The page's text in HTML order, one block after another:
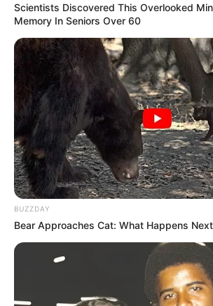
8 Kata Lucu Seputar Malam
Minggu ala Jomblo yang Bikin
Ngenes
10 Desain Kanopi Tempat
Tidur, Serasa Beristirahat di
Scientists Discovered This Overlooked
Memory In Seniors Over 60
BUZZDAY
Bear Approaches Cat: What Happens